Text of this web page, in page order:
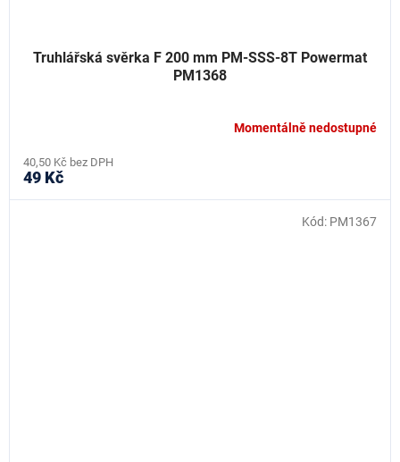
Truhlářská svěrka F 200 mm PM-SSS-8T Powermat
PM1368
Momentálně nedostupné
40,50 Kč bez DPH
49 Kč
Kód: PM1367